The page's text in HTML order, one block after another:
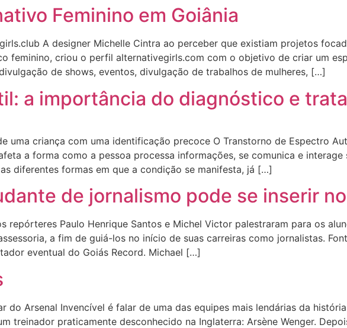
Feminino em Goiânia
A designer Michelle Cintra ao perceber que existiam projetos
feminino, criou o perfil alternativegirls.com com o objetivo de criar um
de shows, eventos, divulgação de trabalhos de mulheres, […]
a importância do diagnóstico e
uma criança com uma identificação precoce O Transtorno de Espectro
a forma como a pessoa processa informações, se comunica e
diferentes formas em que a condição se manifesta, já […]
de jornalismo pode se inserir
repórteres Paulo Henrique Santos e Michel Victor palestraram para os
a fim de guiá-los no início de suas carreiras como jornalistas.
eventual do Goiás Record. Michael […]
do Arsenal Invencível é falar de uma das equipes mais lendárias da
treinador praticamente desconhecido na Inglaterra: Arsène Wenger.